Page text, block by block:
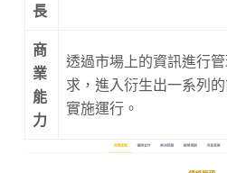
長
商
業
能
力
透過市場上的資訊進行
求，進入衍生出一系列
實施運行。